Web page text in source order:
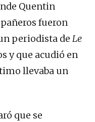
Quentin
fueron
periodista de Le
y que acudió en
llevaba un
que se